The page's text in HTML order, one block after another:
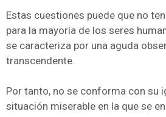
Estas cuestiones puede que no
para la mayoría de los seres
se caracteriza por una aguda
transcendente.
Por tanto, no se conforma con su
situación miserable en la que se